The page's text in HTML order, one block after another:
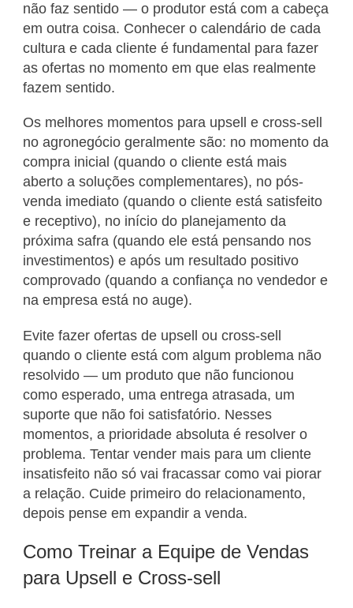
não faz sentido — o produtor está com a cabeça
em outra coisa. Conhecer o calendário de cada
cultura e cada cliente é fundamental para fazer
as ofertas no momento em que elas realmente
fazem sentido.
Os melhores momentos para upsell e cross-sell
no agronegócio geralmente são: no momento da
compra inicial (quando o cliente está mais
aberto a soluções complementares), no pós-
venda imediato (quando o cliente está satisfeito
e receptivo), no início do planejamento da
próxima safra (quando ele está pensando nos
investimentos) e após um resultado positivo
comprovado (quando a confiança no vendedor e
na empresa está no auge).
Evite fazer ofertas de upsell ou cross-sell
quando o cliente está com algum problema não
resolvido — um produto que não funcionou
como esperado, uma entrega atrasada, um
suporte que não foi satisfatório. Nesses
momentos, a prioridade absoluta é resolver o
problema. Tentar vender mais para um cliente
insatisfeito não só vai fracassar como vai piorar
a relação. Cuide primeiro do relacionamento,
depois pense em expandir a venda.
Como Treinar a Equipe de Vendas
para Upsell e Cross-sell